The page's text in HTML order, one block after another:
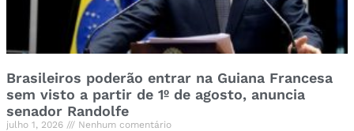
Brasileiros poderão entrar na Guiana Francesa
sem visto a partir de 1º de agosto, anuncia
senador Randolfe
julho 1, 2026 Nenhum comentário